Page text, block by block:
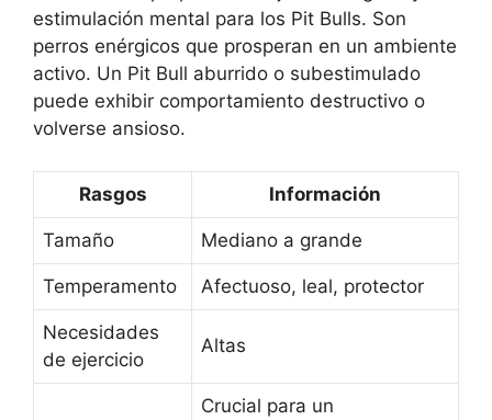
estimulación mental para los Pit Bulls. Son
perros enérgicos que prosperan en un ambiente
activo. Un Pit Bull aburrido o subestimulado
puede exhibir comportamiento destructivo o
volverse ansioso.
Rasgos Información
Tamaño Mediano a grande
Temperamento Afectuoso, leal, protector
Necesidades
de ejercicio
Altas
Crucial para un